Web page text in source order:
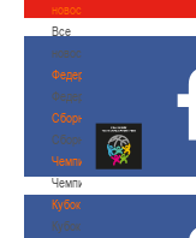
новости
Все
новости
Федерация
Федерация
Сборные
Сборные
Чемпионат
Чемпионат
Кубок
Кубок